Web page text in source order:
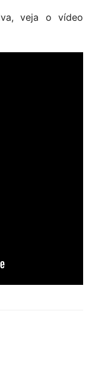
veja o vídeo